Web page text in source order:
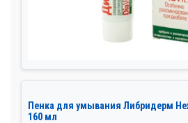
Пенка для умывания Либридерм
160 мл